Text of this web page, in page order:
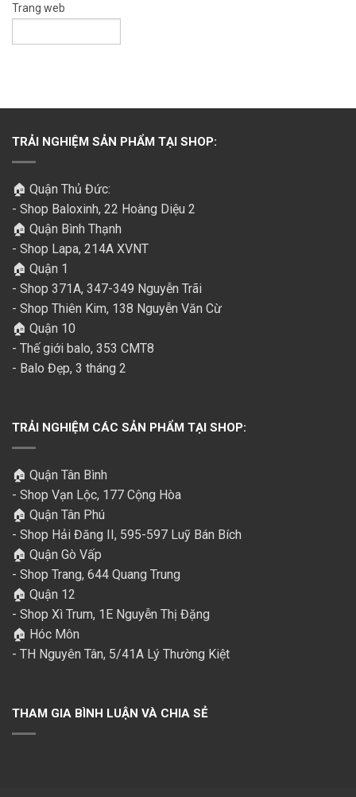
Trang web
TRẢI NGHIỆM SẢN PHẨM TẠI SHOP:
🏠 Quận Thủ Đức:
- Shop Baloxinh, 22 Hoàng Diệu 2
🏠 Quận Bình Thạnh
- Shop Lapa, 214A XVNT
🏠 Quận 1
- Shop 371A, 347-349 Nguyễn Trãi
- Shop Thiên Kim, 138 Nguyễn Văn Cừ
🏠 Quận 10
- Thế giới balo, 353 CMT8
- Balo Đẹp, 3 tháng 2
TRẢI NGHIỆM CÁC SẢN PHẨM TẠI SHOP:
🏠 Quận Tân Bình
- Shop Vạn Lộc, 177 Cộng Hòa
🏠 Quận Tân Phú
- Shop Hải Đăng II, 595-597 Luỹ Bán Bích
🏠 Quận Gò Vấp
- Shop Trang, 644 Quang Trung
🏠 Quận 12
- Shop Xì Trum, 1E Nguyễn Thị Đặng
🏠 Hóc Môn
- TH Nguyên Tân, 5/41A Lý Thường Kiệt
THAM GIA BÌNH LUẬN VÀ CHIA SẺ